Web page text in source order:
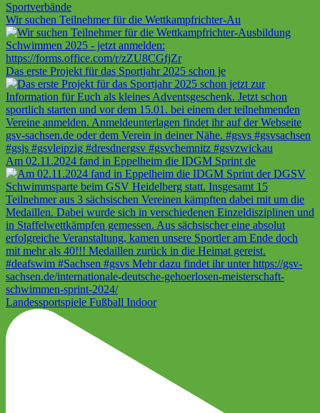
Wir suchen Teilnehmer für die Wettkampfrichter-Au
Das erste Projekt für das Sportjahr 2025 schon je
Am 02.11.2024 fand in Eppelheim die IDGM Sprint de
Landessportspiele Fußball Indoor